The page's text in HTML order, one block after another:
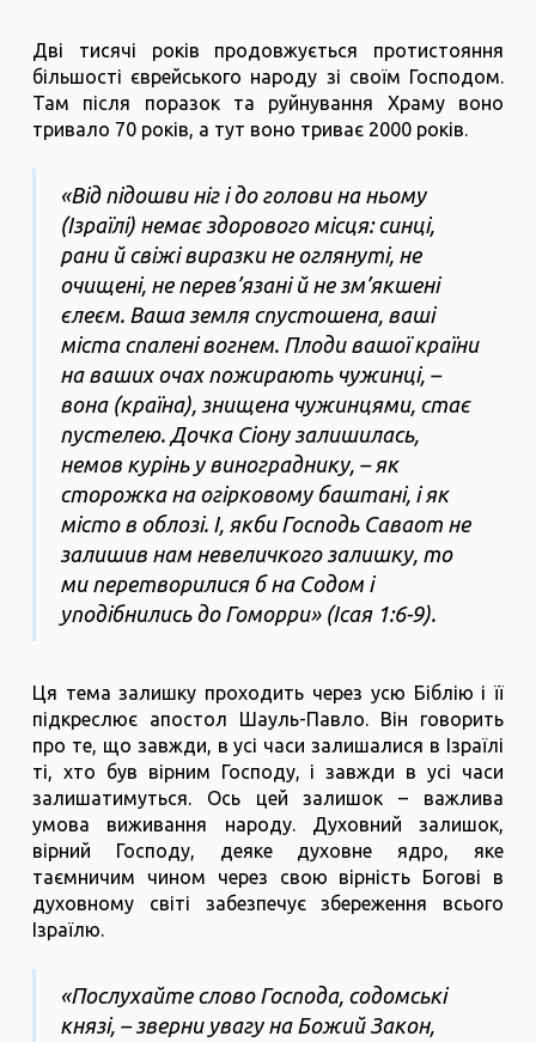
Дві тисячі років продовжується протистояння
більшості єврейського народу зі своїм Господом.
Там після поразок та руйнування Храму воно
тривало 70 років, а тут воно триває 2000 років.
«Від підошви ніг і до голови на ньому
(Ізраїлі) немає здорового місця: синці,
рани й свіжі виразки не оглянуті, не
очищені, не перев’язані й не зм’якшені
єлеєм. Ваша земля спустошена, ваші
міста спалені вогнем. Плоди вашої країни
на ваших очах пожирають чужинці, –
вона (країна), знищена чужинцями, стає
пустелею. Дочка Сіону залишилась,
немов курінь у винограднику, – як
сторожка на огірковому баштані, і як
місто в облозі. І, якби Господь Саваот не
залишив нам невеличкого залишку, то
ми перетворилися б на Содом і
уподібнились до Гоморри» (Ісая 1:6-9).
Ця тема залишку проходить через усю Біблію і її
підкреслює апостол Шауль-Павло. Він говорить
про те, що завжди, в усі часи залишалися в Ізраїлі
ті, хто був вірним Господу, і завжди в усі часи
залишатимуться. Ось цей залишок – важлива
умова виживання народу. Духовний залишок,
вірний Господу, деяке духовне ядро, яке
таємничим чином через свою вірність Богові в
духовному світі забезпечує збереження всього
Ізраїлю.
«Послухайте слово Господа, содомські
князі, – зверни увагу на Божий Закон,